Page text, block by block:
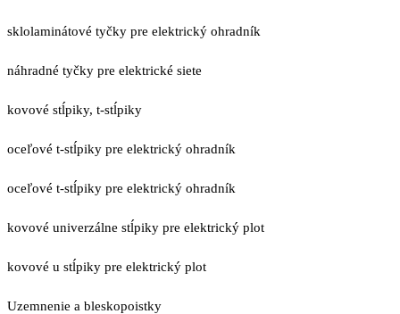
sklolaminátové tyčky pre elektrický ohradník
náhradné tyčky pre elektrické siete
kovové stĺpiky, t-stĺpiky
oceľové t-stĺpiky pre elektrický ohradník
oceľové t-stĺpiky pre elektrický ohradník
kovové univerzálne stĺpiky pre elektrický plot
kovové u stĺpiky pre elektrický plot
Uzemnenie a bleskopoistky